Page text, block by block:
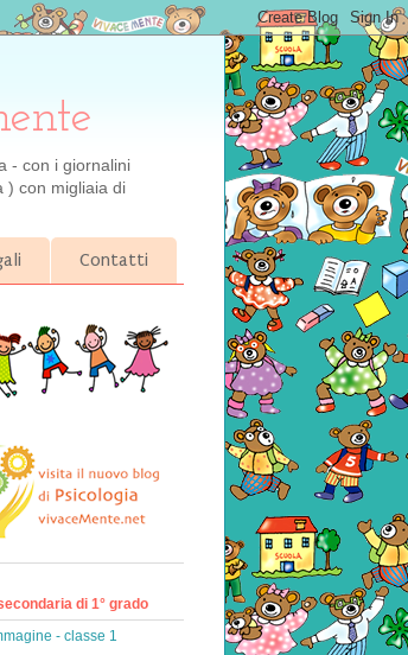
- con i giornalini
) con migliaia di
Contatti
di 1° grado
- classe 1